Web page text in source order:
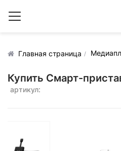
Главная страница
Купить Смарт-
артикул: